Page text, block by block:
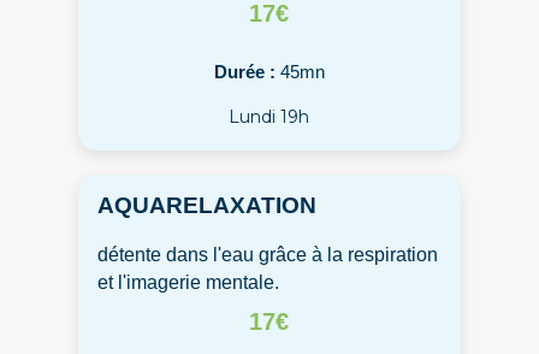
17€
Durée : 45mn
Lundi 19h
AQUARELAXATION
détente dans l'eau grâce à la respiration
et l'imagerie mentale.
17€